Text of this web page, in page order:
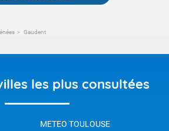
Gaudent
les plus consultées
METEO TOULOUSE